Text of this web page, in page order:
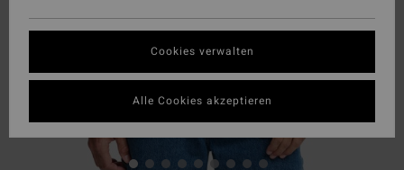
Cookies verwalten
Alle Cookies akzeptieren